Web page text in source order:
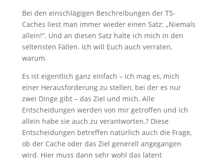
Bei den einschlägigen Beschreibungen der T5-
Caches liest man immer wieder einen Satz: „Niemals
allein!“. Und an diesen Satz halte ich mich in den
seltensten Fällen. Ich will Euch auch verraten,
warum.
Es ist eigentlich ganz einfach – ich mag es, mich
einer Herausforderung zu stellen, bei der es nur
zwei Dinge gibt – das Ziel und mich. Alle
Entscheidungen werden von mir getroffen und ich
allein habe sie auch zu verantworten.? Diese
Entscheidungen betreffen natürlich auch die Frage,
ob der Cache oder das Ziel generell angegangen
wird. Hier muss dann sehr wohl das latent